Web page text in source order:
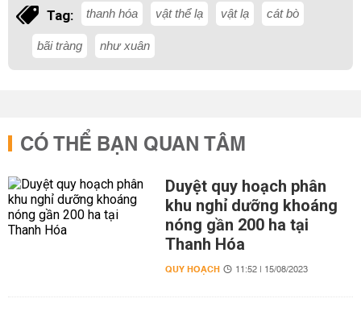
Tag: thanh hóa vật thể lạ vật lạ cát bò
bãi tràng như xuân
CÓ THỂ BẠN QUAN TÂM
Duyệt quy hoạch phân
khu nghỉ dưỡng khoáng
nóng gần 200 ha tại
Thanh Hóa
QUY HOẠCH 11:52 | 15/08/2023